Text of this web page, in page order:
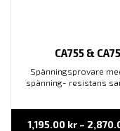
CA755 &
Spänningsprovare
spänning- resistans
1,195.00 kr –